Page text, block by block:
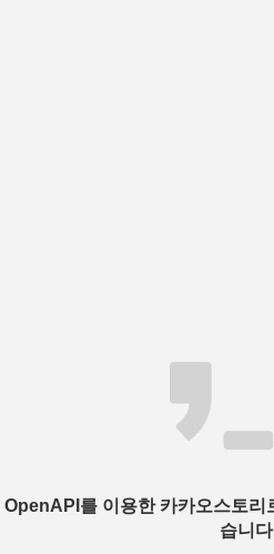
OpenAPI를 이용한 카카오스토리
습니